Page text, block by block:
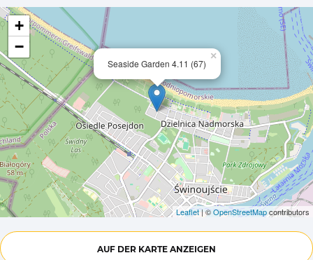
Seaside Garden 4.11 (67)
×
+
−
Leaflet| ©OpenStreetMapcontributors
AUF DER KARTE ANZEIGEN